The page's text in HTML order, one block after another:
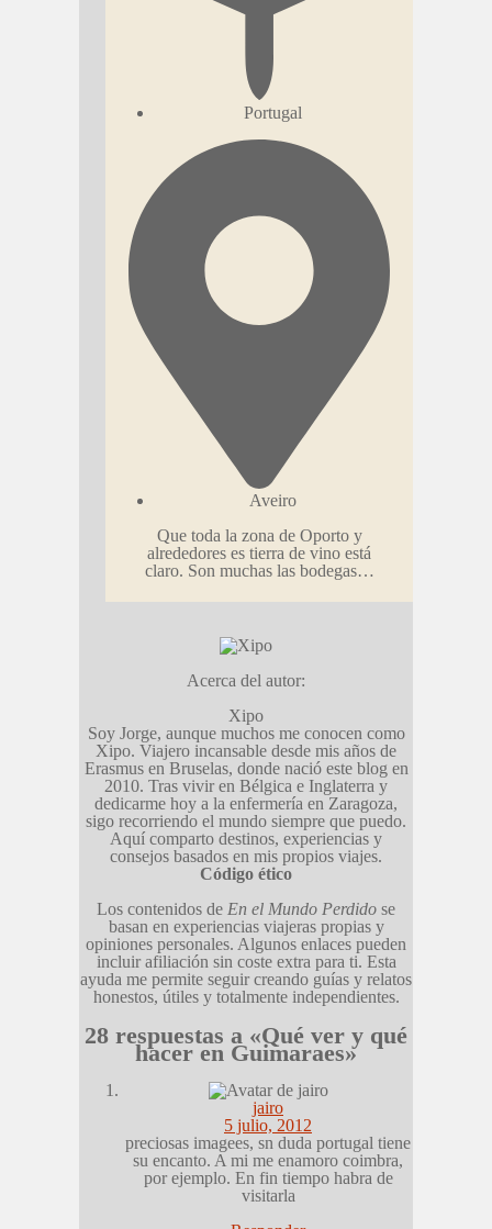
Portugal
Aveiro
Que toda la zona de Oporto y
alrededores es tierra de vino está
claro. Son muchas las bodegas…
Acerca del autor:
Xipo
Soy Jorge, aunque muchos me conocen como
Xipo. Viajero incansable desde mis años de
Erasmus en Bruselas, donde nació este blog en
2010. Tras vivir en Bélgica e Inglaterra y
dedicarme hoy a la enfermería en Zaragoza,
sigo recorriendo el mundo siempre que puedo.
Aquí comparto destinos, experiencias y
consejos basados en mis propios viajes.
Código ético
Los contenidos de En el Mundo Perdido se
basan en experiencias viajeras propias y
opiniones personales. Algunos enlaces pueden
incluir afiliación sin coste extra para ti. Esta
ayuda me permite seguir creando guías y relatos
honestos, útiles y totalmente independientes.
28 respuestas a «Qué ver y qué
hacer en Guimaraes»
jairo
5 julio, 2012
preciosas imagees, sn duda portugal tiene
su encanto. A mi me enamoro coimbra,
por ejemplo. En fin tiempo habra de
visitarla